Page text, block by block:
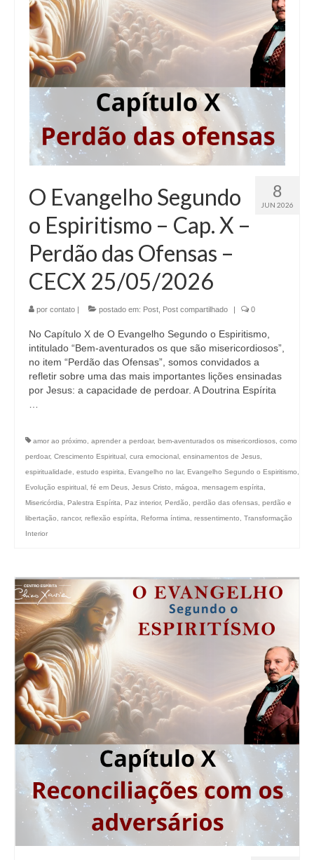
8
JUN 2026
O Evangelho Segundo
o Espiritismo – Cap. X –
Perdão das Ofensas –
CECX 25/05/2026
por contato | postado em: Post Post compartilhado | 0
No Capítulo X de O Evangelho Segundo o Espiritismo,
intitulado “Bem-aventurados os que são misericordiosos”,
no item “Perdão das Ofensas”, somos convidados a
refletir sobre uma das mais importantes lições ensinadas
por Jesus: a capacidade de perdoar. A Doutrina Espírita
amor ao próximo aprender a perdoar, bem-aventurados os misericordiosos como
perdoar, Crescimento Espiritual cura emocional ensinamentos de Jesus
espiritualidade
estudo espirita Evangelho no lar, Evangelho Segundo o Espiritismo
Evolução espiritual fé em Deus Jesus Cristo mágoa mensagem espírita
Misericórdia
Palestra Espírita Paz interior, Perdão perdão das ofensas perdão e
libertação
rancor, reflexão espírita Reforma íntima ressentimento
Transformação
Interior